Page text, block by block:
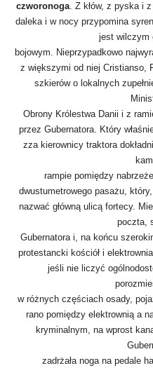
czworonoga. Z kłów, z pyska i
daleka i w nocy przypomina
jest wilczym
bojowym. Nieprzypadkowo
z większymi od niej Cristianso,
szkierów o lokalnych
Obrony Królestwa Danii i z
przez Gubernatora. Który
zza kierownicy traktora
rampie pomiędzy
dwustumetrowego pasażu,
nazwać główną ulicą fortecy.
poczta,
Gubernatora i, na końcu
protestancki kościół i
jeśli nie liczyć
w różnych częściach osady,
rano pomiędzy elektrownią a
kryminalnym, na wprost
zadrżała noga na pedale